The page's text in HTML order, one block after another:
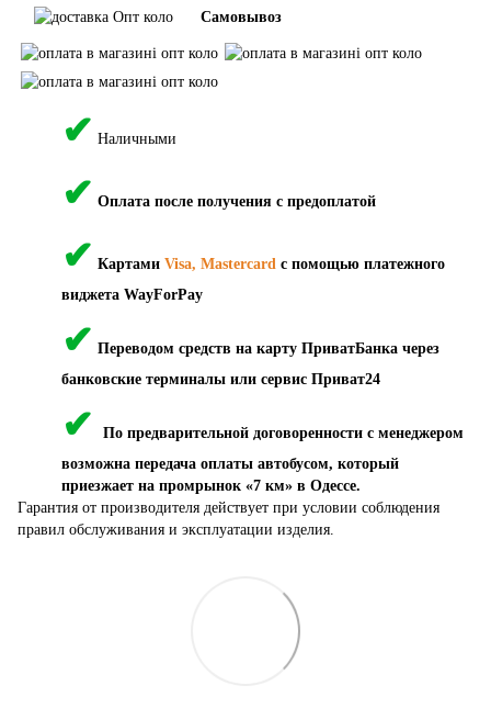
Самовывоз
✔ Наличными
✔ Оплата после получения с предоплатой
✔ Картами Visa, Mastercard с помощью платежного
виджета WayForPay
✔ Переводом средств на карту ПриватБанка через
банковские терминалы или сервис Приват24
✔
По предварительной договоренности с менеджером
возможна передача оплаты автобусом, который
приезжает на промрынок «7 км» в Одессе.
Гарантия от производителя действует при условии соблюдения
правил обслуживания и эксплуатации изделия.